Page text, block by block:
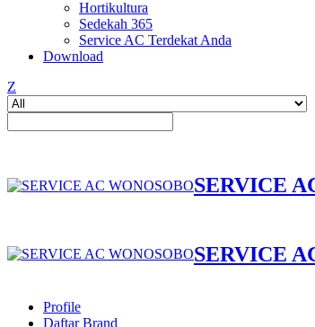
Hortikultura
Sedekah 365
Service AC Terdekat Anda
Download
Z
SERVICE
SERVICE
Profile
Daftar Brand